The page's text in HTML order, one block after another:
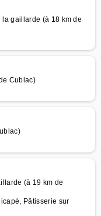
gaillarde (à 18 km de
Cublac)
(à 19 km de
Pâtisserie sur